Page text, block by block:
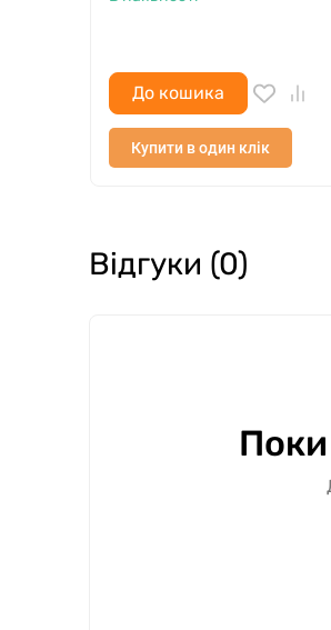
До кошика
Купити в один клік
Відгуки (0)